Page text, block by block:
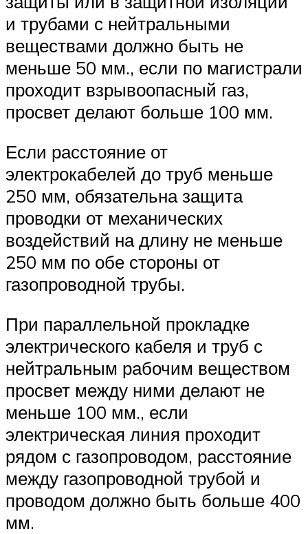
и трубами с нейтральными
веществами должно быть не
меньше 50 мм., если по магистрали
проходит взрывоопасный газ,
просвет делают больше 100 мм.
Если расстояние от
электрокабелей до труб меньше
250 мм, обязательна защита
проводки от механических
воздействий на длину не меньше
250 мм по обе стороны от
газопроводной трубы.
При параллельной прокладке
электрического кабеля и труб с
нейтральным рабочим веществом
просвет между ними делают не
меньше 100 мм., если
электрическая линия проходит
рядом с газопроводом, расстояние
между газопроводной трубой и
проводом должно быть больше 400
мм.